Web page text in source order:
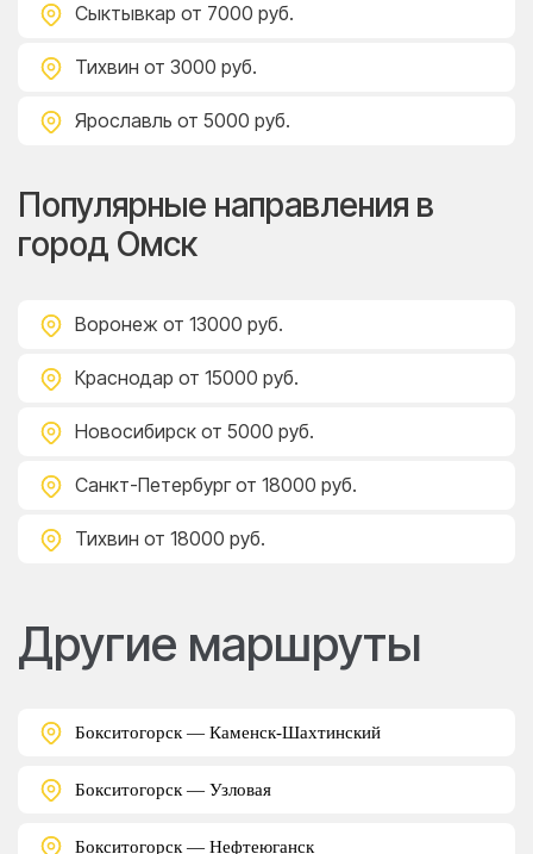
Сыктывкар от 7000 руб.
Тихвин от 3000 руб.
Ярославль от 5000 руб.
Популярные направления в
город Омск
Воронеж от 13000 руб.
Краснодар от 15000 руб.
Новосибирск от 5000 руб.
Санкт-Петербург от 18000 руб.
Тихвин от 18000 руб.
Другие маршруты
Бокситогорск — Каменск-Шахтинский
Бокситогорск — Узловая
Бокситогорск — Нефтеюганск